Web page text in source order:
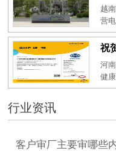
越
营
河
健
行业资讯
客户审厂主要审哪些